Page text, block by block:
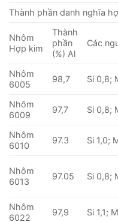
Thành phần danh nghĩa
Nhôm
Hợp kim
Thành
phần
(%) Al
Các
Nhôm
6005
98,7 Si 0,8;
Nhôm
6009
97,7 Si 0,8;
Nhôm
6010
97.3 Si 1,0;
Nhôm
6013
97.05 Si 0,8;
Nhôm
6022
97,9 Si 1,1;